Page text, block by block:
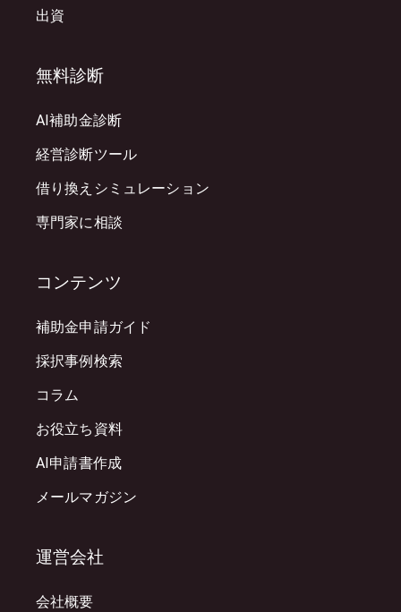
出資
無料診断
AI補助金診断
経営診断ツール
借り換えシミュレーション
専門家に相談
コンテンツ
補助金申請ガイド
採択事例検索
コラム
お役立ち資料
AI申請書作成
メールマガジン
運営会社
会社概要